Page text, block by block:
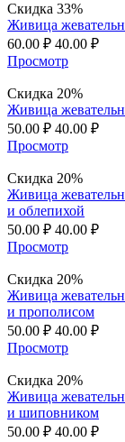
Скидка 33%
Живица
60.00 ₽ 40.00 ₽
Просмотр
Скидка 20%
Живица
50.00 ₽ 40.00 ₽
Просмотр
Скидка 20%
Живица
и облепихой
50.00 ₽ 40.00 ₽
Просмотр
Скидка 20%
Живица
и прополисом
50.00 ₽ 40.00 ₽
Просмотр
Скидка 20%
Живица
и шиповником
50.00 ₽ 40.00 ₽